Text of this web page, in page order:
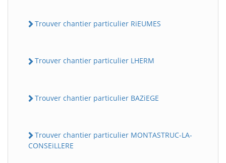
Trouver chantier particulier RiEUMES
Trouver chantier particulier LHERM
Trouver chantier particulier BAZiEGE
Trouver chantier particulier MONTASTRUC-LA-
CONSEiLLERE